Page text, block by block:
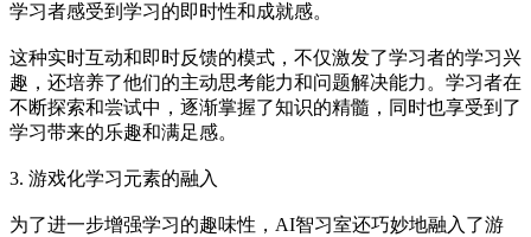
学习者感受到学习的即时性和成就感。
这种实时互动和即时反馈的模式，不仅激发了学习者的学习兴
趣，还培养了他们的主动思考能力和问题解决能力。学习者在
不断探索和尝试中，逐渐掌握了知识的精髓，同时也享受到了
学习带来的乐趣和满足感。
3. 游戏化学习元素的融入
为了进一步增强学习的趣味性，AI智习室还巧妙地融入了游